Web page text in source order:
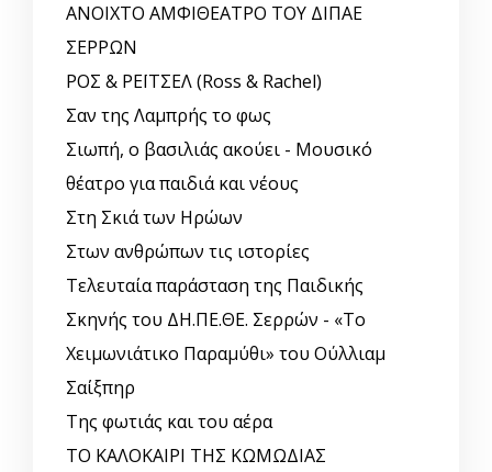
ΑΝΟΙΧΤΟ ΑΜΦΙΘΕΑΤΡΟ ΤΟΥ ΔΙΠΑΕ
ΣΕΡΡΩΝ
ΡΟΣ & ΡΕΪΤΣΕΛ (Ross & Rachel)
Σαν της Λαμπρής το φως
Σιωπή, ο βασιλιάς ακούει - Μουσικό
θέατρο για παιδιά και νέους
Στη Σκιά των Ηρώων
Στων ανθρώπων τις ιστορίες
Τελευταία παράσταση της Παιδικής
Σκηνής του ΔΗ.ΠΕ.ΘΕ. Σερρών - «Το
Χειμωνιάτικο Παραμύθι» του Ούλλιαμ
Σαίξπηρ
Της φωτιάς και του αέρα
ΤΟ ΚΑΛΟΚΑΙΡΙ ΤΗΣ ΚΩΜΩΔΙΑΣ